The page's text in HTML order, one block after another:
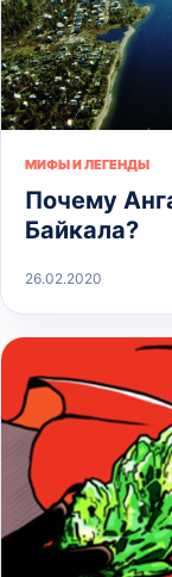
МИФЫ И ЛЕГЕНДЫ
Почему
Байкала?
26.02.2020